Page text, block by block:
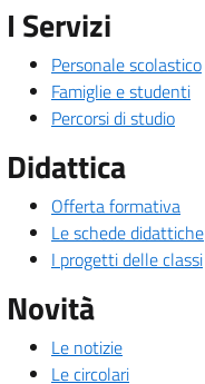
I Servizi
Personale scolastico
Famiglie e studenti
Percorsi di studio
Didattica
Offerta formativa
Le schede didattiche
I progetti delle classi
Novità
Le notizie
Le circolari